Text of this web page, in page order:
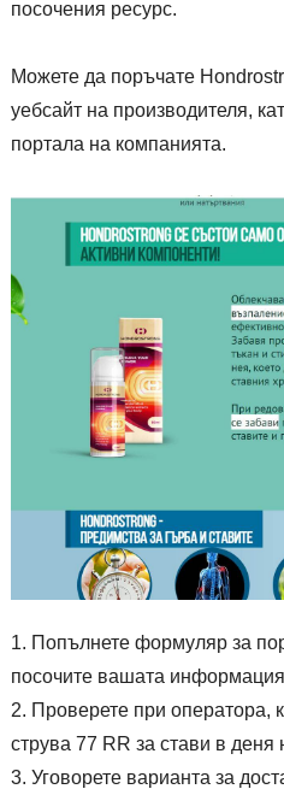
посочения ресурс.
Можете да поръчате
уебсайт на производителя,
портала на компанията.
Попълнете формуляр за
посочите вашата информация
Проверете при оператора,
струва 77 RR за стави в деня
Уговорете варианта за